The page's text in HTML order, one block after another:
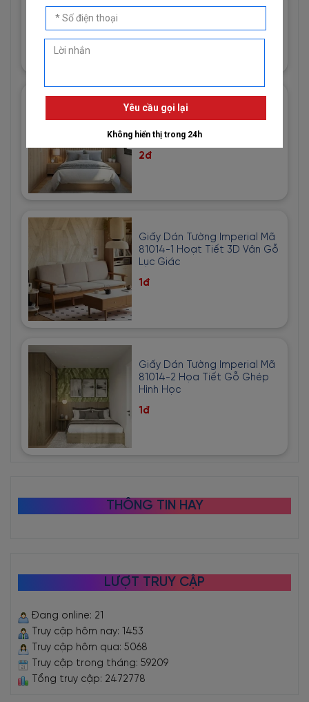
Vàng Cát
1đ
Giấy Dán Tường Nhật Bản
Mã Bb8856 Màu Kem Phối
Vàng Hoạ Tiết
2đ
Giấy Dán Tường Imperial Mã
81014-1 Hoạt Tiết 3D Vân Gỗ
Lục Giác
1đ
Giấy Dán Tường Imperial Mã
81014-2 Họa Tiết Gỗ Ghép
Hình Học
1đ
THÔNG TIN HAY
LƯỢT TRUY CẬP
Đang online: 21
Truy cập hôm nay: 1453
Truy cập hôm qua: 5068
Truy cập trong tháng: 59209
Tổng truy cập: 2472778